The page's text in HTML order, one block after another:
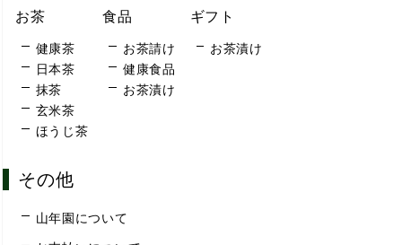
お茶
健康茶
日本茶
抹茶
玄米茶
ほうじ茶
食品
お茶請け
健康食品
お茶漬け
ギフト
お茶漬け
その他
山年園について